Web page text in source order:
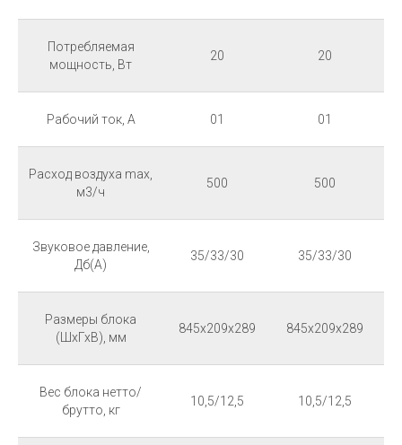
Потребляемая
мощность, Вт
20 20
Рабочий ток, А 01 01
Расход воздуха max,
м3/ч
500 500
Звуковое давление,
Дб(А)
35/33/30 35/33/30
Размеры блока
(ШхГхВ), мм
845x209x289 845x209x289
Вес блока нетто/
брутто, кг
10,5/12,5 10,5/12,5